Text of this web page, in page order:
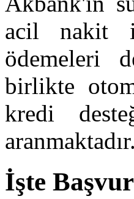
acil nakit
ödemeleri
birlikte
kredi
aranmaktadır.
İşte